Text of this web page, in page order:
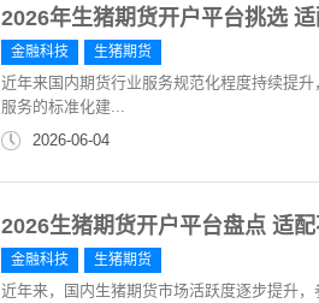
2026年生猪期货开户平台挑选
金融科技 生猪期货
近年来国内期货行业服务规范化程度持续提
服务的标准化建...
2026-06-04
2026生猪期货开户平台盘点 适
金融科技 生猪期货
近年来，国内生猪期货市场活跃度逐步提升